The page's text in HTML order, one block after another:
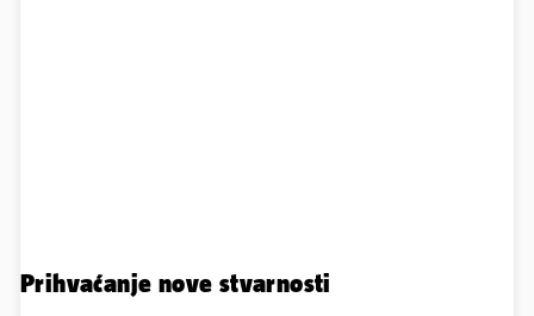
Prihvaćanje nove stvarnosti